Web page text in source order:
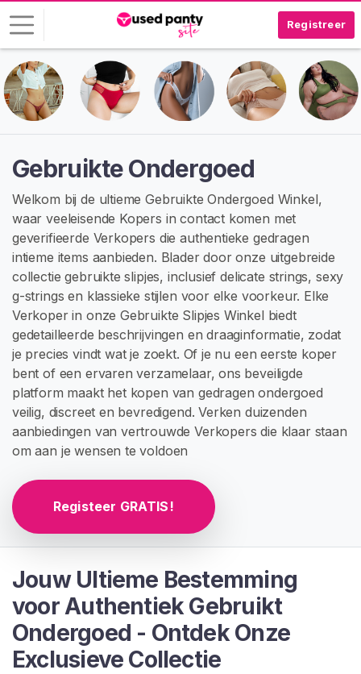
Registreer
Gebruikte Ondergoed
Welkom bij de ultieme Gebruikte Ondergoed Winkel,
waar veeleisende Kopers in contact komen met
geverifieerde Verkopers die authentieke gedragen
intieme items aanbieden. Blader door onze uitgebreide
collectie gebruikte slipjes, inclusief delicate strings, sexy
g-strings en klassieke stijlen voor elke voorkeur. Elke
Verkoper in onze Gebruikte Slipjes Winkel biedt
gedetailleerde beschrijvingen en draaginformatie, zodat
je precies vindt wat je zoekt. Of je nu een eerste koper
bent of een ervaren verzamelaar, ons beveiligde
platform maakt het kopen van gedragen ondergoed
veilig, discreet en bevredigend. Verken duizenden
aanbiedingen van vertrouwde Verkopers die klaar staan
om aan je wensen te voldoen
Registeer GRATIS!
Jouw Ultieme Bestemming
voor Authentiek Gebruikt
Ondergoed - Ontdek Onze
Exclusieve Collectie
I
n
l
o
g
e
n
G
R
A
T
I
S
R
E
G
I
S
T
E
R
N
>
H
o
m
e
V